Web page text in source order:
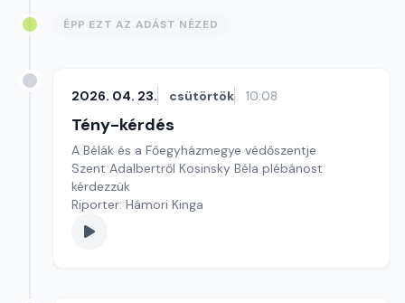
ÉPP EZT AZ ADÁST NÉZED
2026. 04. 23. csütörtök 10:08
Tény-kérdés
A Bélák és a Főegyházmegye védőszentje
Szent Adalbertről Kosinsky Béla plébánost
kérdezzük
Riporter: Hámori Kinga